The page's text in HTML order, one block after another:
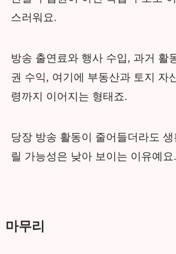
스러워요.
방송 출연료와 행사 수입, 과거 활
권 수익, 여기에 부동산과 토지 자
령까지 이어지는 형태죠.
당장 방송 활동이 줄어들더라도
릴 가능성은 낮아 보이는 이유예요.
마무리